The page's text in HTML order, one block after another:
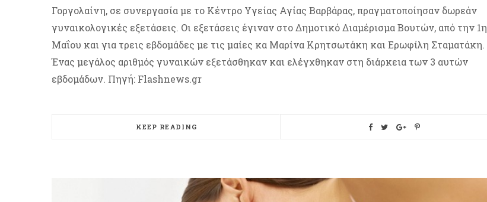
Γοργολαίνη, σε συνεργασία με το Κέντρο Υγείας Αγίας Βαρβάρας, πραγματοποίησαν δωρεάν
γυναικολογικές εξετάσεις. Οι εξετάσεις έγιναν στο Δημοτικό Διαμέρισμα Βουτών, από την 1η
Μαΐου και για τρεις εβδομάδες με τις μαίες κα Μαρίνα Κρητσωτάκη και Ερωφίλη Σταματάκη.
Ένας μεγάλος αριθμός γυναικών εξετάσθηκαν και ελέγχθηκαν στη διάρκεια των 3 αυτών
εβδομάδων. Πηγή: Flashnews.gr
KEEP READING